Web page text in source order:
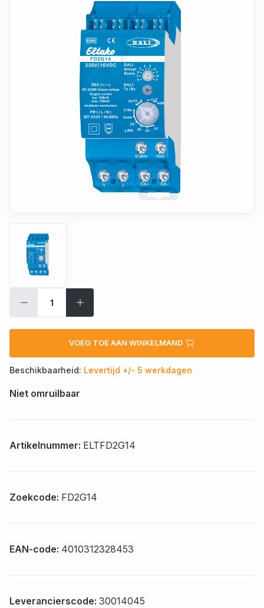
VOEG TOE AAN WINKELMAND
Beschikbaarheid: Levertijd +/- 5 werkdagen
Niet omruilbaar
Artikelnummer: ELTFD2G14
Zoekcode: FD2G14
EAN-code: 4010312328453
Leverancierscode: 30014045